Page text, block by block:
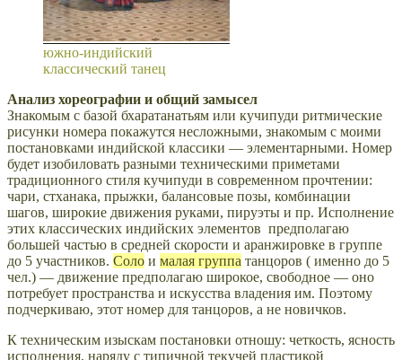
южно-индийский
классический танец
Анализ хореографии и общий замысел
Знакомым с базой бхаратанатьям или кучипуди ритмические
рисунки номера покажутся несложными, знакомым с моими
постановками индийской классики — элементарными. Номер
будет изобиловать разными техническими приметами
традиционного стиля кучипуди в современном прочтении:
чари, стханака, прыжки, балансовые позы, комбинации
шагов, широкие движения руками, пируэты и пр. Исполнение
этих классических индийских элементов предполагаю
большей частью в средней скорости и аранжировке в группе
до 5 участников. Соло и малая группа танцоров ( именно до 5
чел.) — движение предполагаю широкое, свободное — оно
потребует пространства и искусства владения им. Поэтому
подчеркиваю, этот номер для танцоров, а не новичков.
К техническим изыскам постановки отношу: четкость, ясность
исполнения, наряду с типичной текучей пластикой